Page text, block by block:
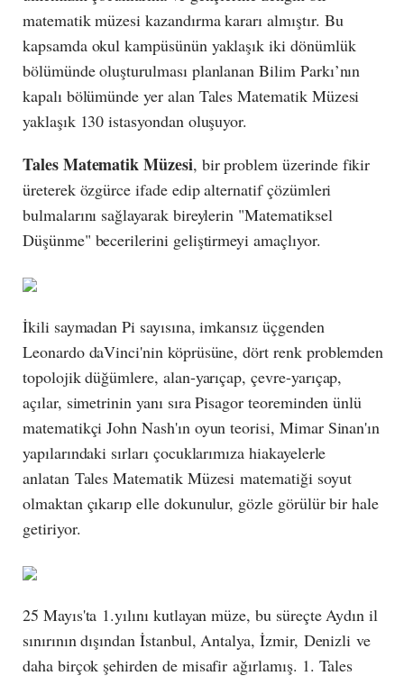
matematik müzesi kazandırma kararı almıştır. Bu
kapsamda okul kampüsünün yaklaşık iki dönümlük
bölümünde oluşturulması planlanan Bilim Parkı’nın
kapalı bölümünde yer alan Tales Matematik Müzesi
yaklaşık 130 istasyondan oluşuyor.
Tales Matematik Müzesi, bir problem üzerinde fikir
üreterek özgürce ifade edip alternatif çözümleri
bulmalarını sağlayarak bireylerin "Matematiksel
Düşünme" becerilerini geliştirmeyi amaçlıyor.
İkili saymadan Pi sayısına, imkansız üçgenden
Leonardo daVinci'nin köprüsüne, dört renk problemden
topolojik düğümlere, alan-yarıçap, çevre-yarıçap,
açılar, simetrinin yanı sıra Pisagor teoreminden ünlü
matematikçi John Nash'ın oyun teorisi, Mimar Sinan'ın
yapılarındaki sırları çocuklarımıza hiakayelerle
anlatan Tales Matematik Müzesi matematiği soyut
olmaktan çıkarıp elle dokunulur, gözle görülür bir hale
getiriyor.
25 Mayıs'ta 1.yılını kutlayan müze, bu süreçte Aydın il
sınırının dışından İstanbul, Antalya, İzmir, Denizli ve
daha birçok şehirden de misafir ağırlamış. 1. Tales